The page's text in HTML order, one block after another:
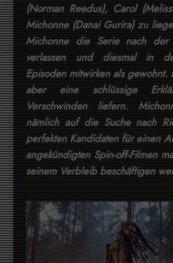
(Norman Reedus), Carol
Michonne (Danai Gurira) zu
Michonne die Serie nach der
verlassen und diesmal in
Episoden mitwirken als gewohnt.
aber eine schlüssige
Verschwinden liefern.
nämlich auf die Suche nach
perfekten Kandidaten für einen
angekündigten Spin-off-Filmen
seinem Verbleib beschäftigen